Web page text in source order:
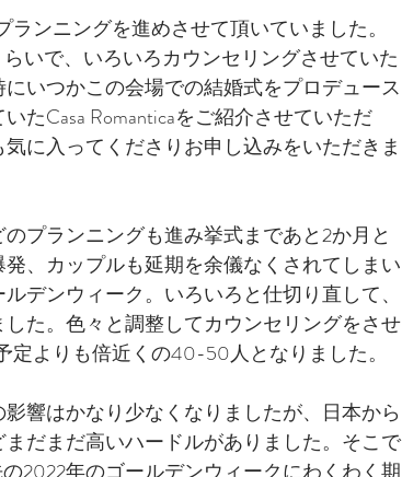
ンニングを進めさせて頂いていました。
いで、いろいろカウンセリングさせていた
いつかこの会場での結婚式をプロデュース
たCasa Romanticaをご紹介させていただ
に入ってくださりお申し込みをいただきま
プランニングも進み挙式まであと2か月と
、カップルも延期を余儀なくされてしまい
デンウィーク。いろいろと仕切り直して、
た。色々と調整してカウンセリングをさせ
よりも倍近くの40-50人となりました。
響はかなり少なくなりましたが、日本から
だまだ高いハードルがありました。そこで